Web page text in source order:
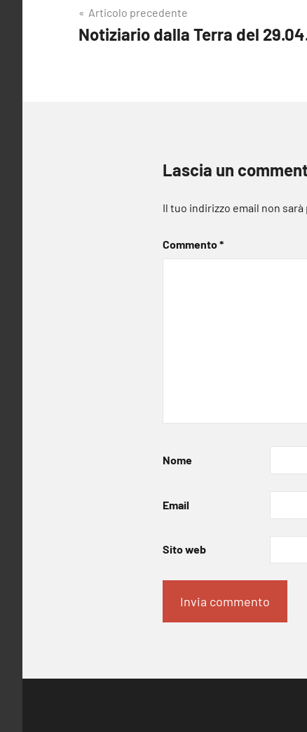
Navigazione
articoli
Articolo precedente
Notiziario dalla Terra del
Lascia un
Il tuo indirizzo email non sarà
Commento*
Nome
Email
Sito web